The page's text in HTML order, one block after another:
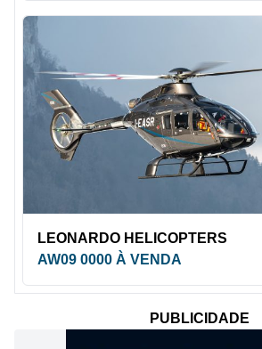
LEONARDO HELICOPTERS
AW09 0000 À VENDA
PUBLICIDADE